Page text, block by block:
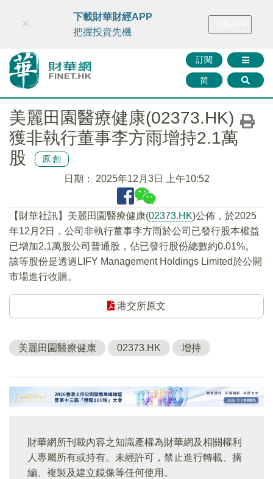
財華智庫網 FINTV FINMETA 財華證券 媒體矩陣
訂閱
简
×
下載財華財經APP
把握投資先機
美麗田園醫療健康(02373.HK)
獲非執行董事李方雨增持2.1萬
股
原創
日期： 2025年12月3日 上午10:52
【財華社訊】美麗田園醫療健康(02373.HK)公佈，於2025
年12月2日，公司非執行董事李方雨於公司已發行股本權益
已增加2.1萬股公司普通股，佔已發行股份總數約0.01%。
該等股份是透過LIFY Management Holdings Limited於公開
市場進行收購。
港交所原文
美麗田園醫療健康 02373.HK 增持
財華網所刊載內容之知識產權為財華網及相關權利
人專屬所有或持有。未經許可，禁止進行轉載、摘
編、複製及建立鏡像等任何使用。